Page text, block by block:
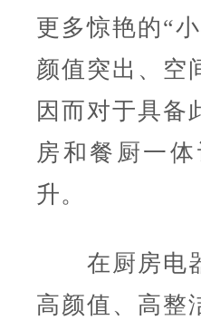
更多惊艳的“
颜值突出、空
因而对于具备
房和餐厨一
升。
在厨房电器
高颜值、高整